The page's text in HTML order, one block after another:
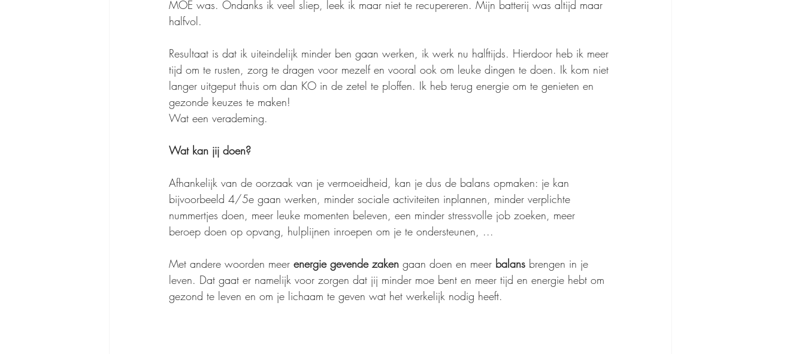
MOE was. Ondanks ik veel sliep, leek ik maar niet te recupereren. Mijn batterij was altijd maar
halfvol.
Resultaat is dat ik uiteindelijk minder ben gaan werken, ik werk nu halftijds. Hierdoor heb ik meer
tijd om te rusten, zorg te dragen voor mezelf en vooral ook om leuke dingen te doen. Ik kom niet
langer uitgeput thuis om dan KO in de zetel te ploffen. Ik heb terug energie om te genieten en
gezonde keuzes te maken!
Wat een verademing.
Wat kan jij doen?
Afhankelijk van de oorzaak van je vermoeidheid, kan je dus de balans opmaken: je kan
bijvoorbeeld 4/5e gaan werken, minder sociale activiteiten inplannen, minder verplichte
nummertjes doen, meer leuke momenten beleven, een minder stressvolle job zoeken, meer
beroep doen op opvang, hulplijnen inroepen om je te ondersteunen, ...
Met andere woorden meer energie gevende zaken gaan doen en meer balans brengen in je
leven. Dat gaat er namelijk voor zorgen dat jij minder moe bent en meer tijd en energie hebt om
gezond te leven en om je lichaam te geven wat het werkelijk nodig heeft.